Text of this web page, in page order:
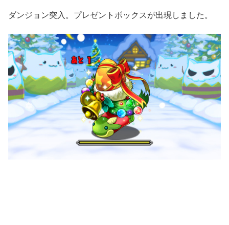
ダンジョン突入。プレゼントボックスが出現しました。